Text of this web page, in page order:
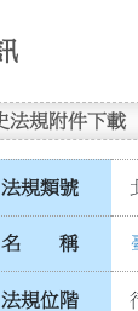
法規附件下載
法規類號
名 稱
法規位階